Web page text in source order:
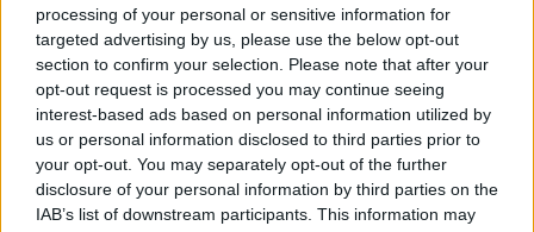
processing of your personal or sensitive information for
targeted advertising by us, please use the below opt-out
section to confirm your selection. Please note that after your
opt-out request is processed you may continue seeing
interest-based ads based on personal information utilized by
us or personal information disclosed to third parties prior to
your opt-out. You may separately opt-out of the further
disclosure of your personal information by third parties on the
IAB’s list of downstream participants. This information may
Žiūrimiausi įrašai
00:00:30
Vaizdai iš tragiškos avarijos Vilniaus r.: dviejų moterų ir
vaiko gyvybių išgelbėti nepavyko